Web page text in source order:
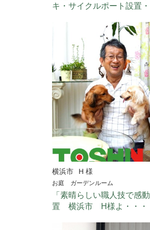
キ・サイクルポート設置・
横浜市 H 様
お庭 ガーデンルーム
「素晴らしい職人技で
置 横浜市 H様よ・・・